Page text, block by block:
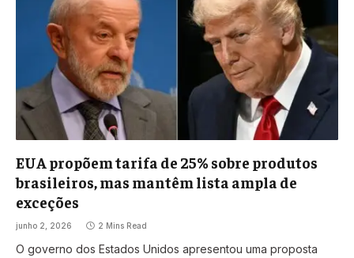
EUA propõem tarifa de 25% sobre produtos
brasileiros, mas mantêm lista ampla de
exceções
junho 2, 2026 2 Mins Read
O governo dos Estados Unidos apresentou uma proposta